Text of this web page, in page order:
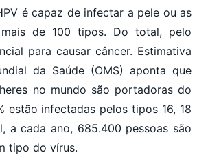
é capaz de infectar a pele ou as
de 100 tipos. Do total, pelo
para causar câncer. Estimativa
da Saúde (OMS) aponta que
no mundo são portadoras do
estão infectadas pelos tipos 16, 18
a cada ano, 685.400 pessoas são
tipo do vírus.